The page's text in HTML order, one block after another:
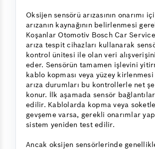
Oksijen sensörü arızasının onarımı
arızanın kaynağının belirlenmesi
Koşanlar Otomotiv Bosch Car
arıza tespit cihazları kullanarak
kontrol ünitesi ile olan veri
eder. Sensörün tamamen işlevini
kablo kopması veya yüzey
arıza durumları bu kontrollerle net
konur. İlk aşamada sensör
edilir. Kablolarda kopma veya
gevşeme varsa, gerekli onarımlar
sistem yeniden test edilir.
Ancak oksijen sensörlerinde